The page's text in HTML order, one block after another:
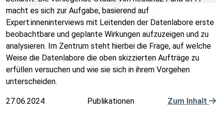
macht es sich zur Aufgabe, basierend auf
Expert:inneninterviews mit Leitenden der Datenlabore erste
beobachtbare und geplante Wirkungen aufzuzeigen und zu
analysieren. Im Zentrum steht hierbei die Frage, auf welche
Weise die Datenlabore die oben skizzierten Aufträge zu
erfüllen versuchen und wie sie sich in ihrem Vorgehen
unterscheiden.
27.06.2024 Publikationen Zum Inhalt